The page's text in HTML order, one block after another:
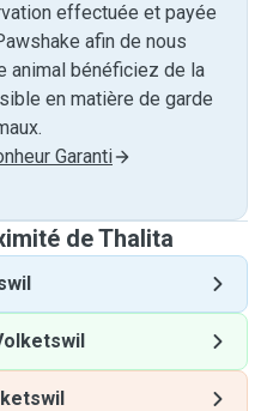
effectuée et payée
afin de nous
animal bénéficiez de la
en matière de garde
Garanti
de Thalita